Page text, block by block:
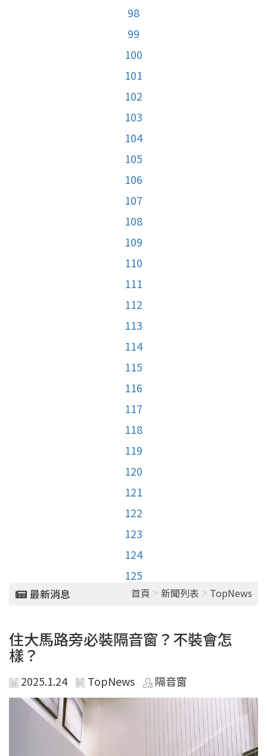
98
99
100
101
102
103
104
105
106
107
108
109
110
111
112
113
114
115
116
117
118
119
120
121
122
123
124
125
最新消息 首頁 > 新聞列表 > TopNews
住大馬路旁必裝隔音窗？不裝會怎
樣？
2025.1.24 TopNews 隔音窗